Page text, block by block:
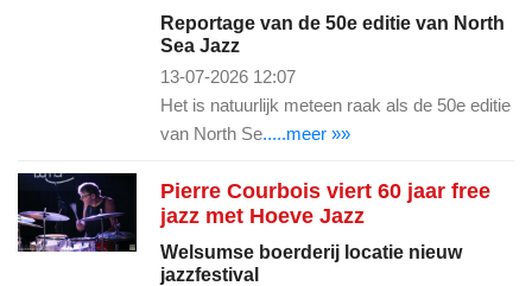
Reportage van de 50e editie van North
Sea Jazz
13-07-2026 12:07
Het is natuurlijk meteen raak als de 50e editie
van North Se.....meer »»
Pierre Courbois viert 60 jaar free
jazz met Hoeve Jazz
Welsumse boerderij locatie nieuw
jazzfestival